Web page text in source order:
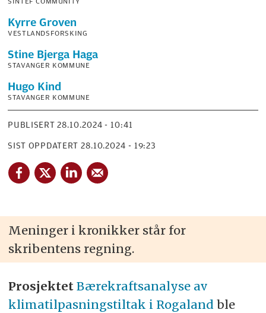
Kyrre Groven
VESTLANDSFORSKING
Stine Bjerga Haga
STAVANGER KOMMUNE
Hugo Kind
STAVANGER KOMMUNE
PUBLISERT 28.10.2024 - 10:41
SIST OPPDATERT 28.10.2024 - 19:23
Meninger i kronikker står for
skribentens regning.
Prosjektet Bærekraftsanalyse av
klimatilpasningstiltak i Rogalandble